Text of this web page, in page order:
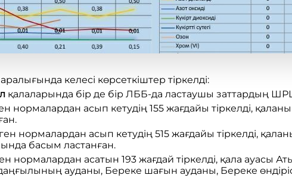
аралығында келесі көрсеткіштер тіркелді:
қалаларында бір де бір ЛББ-да ластаушы заттардың
нормалардан асып кетудің 155 жағдайы тіркелді,
нормалардан асып кетудің 515 жағдайы тіркелді,
басым ластанған.
нормалардан асатын 193 жағдай тіркелді, қала
ауданы, Береке шағын ауданы, Береке